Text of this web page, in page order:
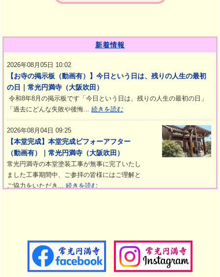
新着情報
2026年08月05日 10:02
【お寺の掲示板（動画有）】今日という日は、残りの人生の最初
の日｜常光円満寺（大阪吹田）
令和8年8月の掲示板です「今日という日は、残りの人生の最初の日」
「過去にどんな失敗や後悔...続きを読む
2026年08月04日 09:25
【本堂完成】本堂完成ビフォーアフター
（動画有）｜常光円満寺（大阪吹田）
常光円満寺の本堂塗装工事が無事に完了いたし
ました工事期間中、ご参拝の皆様にはご理解と
ご協力をいただき...続きを読む
昨日は毎年恒例の「真夏の108太陽礼拝」ヨガ
の基本的な動きである太陽礼拝を108回繰り返
すというヨガ...続きを読む